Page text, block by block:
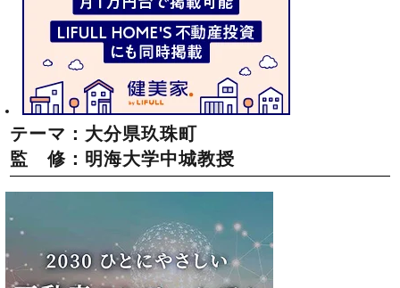
テーマ：大分県玖珠町
監 修：明海大学中城教授